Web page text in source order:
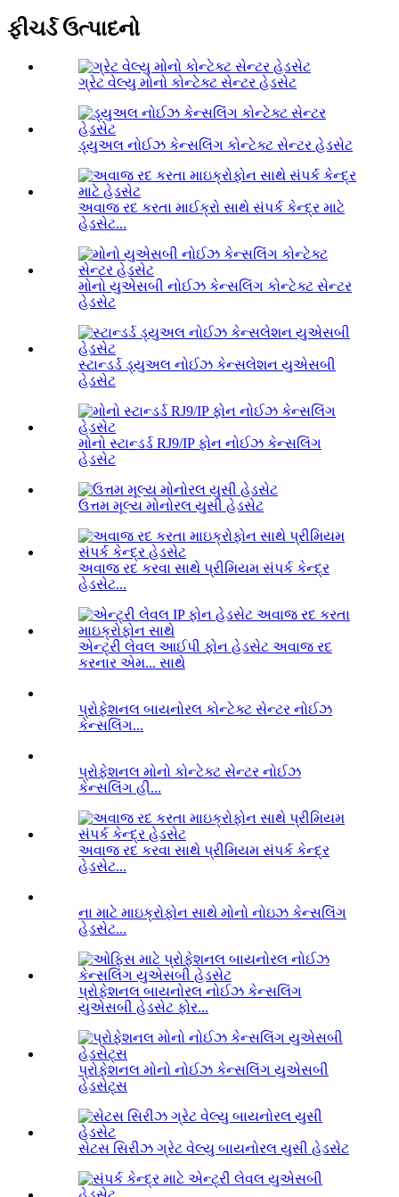
ફીચર્ડ ઉત્પાદનો
ગ્રેટ વેલ્યુ મોનો કોન્ટેક્ટ સેન્ટર હેડસેટ
ડ્યુઅલ નોઈઝ કેન્સલિંગ કોન્ટેક્ટ સેન્ટર હેડસેટ
અવાજ રદ કરતા માઈક્રો સાથે સંપર્ક કેન્દ્ર માટે
હેડસેટ...
મોનો યુએસબી નોઈઝ કેન્સલિંગ કોન્ટેક્ટ સેન્ટર
હેડસેટ
સ્ટાન્ડર્ડ ડ્યુઅલ નોઈઝ કેન્સલેશન યુએસબી
હેડસેટ
મોનો સ્ટાન્ડર્ડ RJ9/IP ફોન નોઈઝ કેન્સલિંગ
હેડસેટ
ઉત્તમ મૂલ્ય મોનોરલ યુસી હેડસેટ
અવાજ રદ કરવા સાથે પ્રીમિયમ સંપર્ક કેન્દ્ર
હેડસેટ...
એન્ટ્રી લેવલ આઈપી ફોન હેડસેટ અવાજ રદ
કરનાર એમ... સાથે
પ્રોફેશનલ બાયનોરલ કોન્ટેક્ટ સેન્ટર નોઈઝ
કેન્સલિંગ...
પ્રોફેશનલ મોનો કોન્ટેક્ટ સેન્ટર નોઈઝ
કેન્સલિંગ હી...
અવાજ રદ કરવા સાથે પ્રીમિયમ સંપર્ક કેન્દ્ર
હેડસેટ...
ના માટે માઇક્રોફોન સાથે મોનો નોઇઝ કેન્સલિંગ
હેડસેટ...
પ્રોફેશનલ બાયનોરલ નોઈઝ કેન્સલિંગ
યુએસબી હેડસેટ ફોર...
પ્રોફેશનલ મોનો નોઈઝ કેન્સલિંગ યુએસબી
હેડસેટ્સ
સેટસ સિરીઝ ગ્રેટ વેલ્યુ બાયનોરલ યુસી હેડસેટ